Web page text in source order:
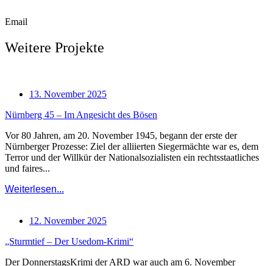
Email
Weitere Projekte
13. November 2025
Nürnberg 45 – Im Angesicht des Bösen
Vor 80 Jahren, am 20. November 1945, begann der erste der
Nürnberger Prozesse: Ziel der alliierten Siegermächte war es, dem
Terror und der Willkür der Nationalsozialisten ein rechtsstaatliches
und faires...
Weiterlesen...
12. November 2025
„Sturmtief – Der Usedom-Krimi“
Der DonnerstagsKrimi der ARD war auch am 6. November